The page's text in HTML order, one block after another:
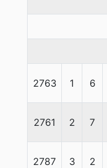
2763 1 6
2761 2 7
2787 3 2